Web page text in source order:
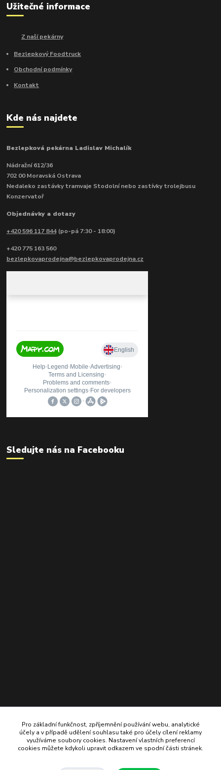
Užitečné informace
Z naší pekárny
Bezlepkový Foodtruck
Obchodní podmínky
Kontakt
Kde nás najdete
Bezlepková pekárna Ladislav Michalík
Nádražní 612/36
702 00 Moravská Ostrava
Nedaleko zastávky tramvaje Stodolní nebo zastívky trolejbusu
Konzervatoř
Objednávky a dotazy
+420 596 117 844 (po-pá 7:30 - 18:00)
+420 775 163 560
bezlepkovaprodejna@bezlepkovaprodejna.cz
Sledujte nás na Facebooku
Pro základní funkčnost, zpříjemnění používání webu, analytické
účely a v případě udělení souhlasu také pro účely cílení reklamy
využíváme soubory cookies. Nastavení vlastních preferencí
cookies můžete kdykoli upravit odkazem ve spodní části stránek.